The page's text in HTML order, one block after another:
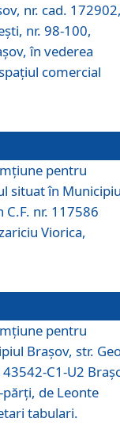
nr. cad.
nr. 98-100,
în vederea
comercial
pentru
situat în
C.F. nr. 117586
Viorica,
pentru
Braşov, str.
C1-U2
de Leonte
tabulari.